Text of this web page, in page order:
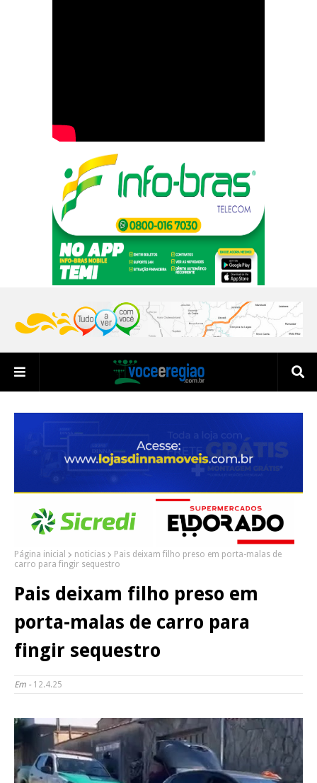
Página inicial noticias
Pais deixam filho preso em porta-malas de
carro para fingir sequestro
Pais deixam filho preso em
porta-malas de carro para
fingir sequestro
Em - 12.4.25